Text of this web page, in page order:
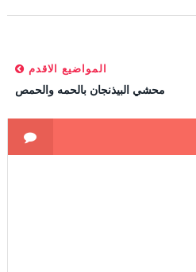
المواضيع الاقدم
محشي البيذنجان بالحمه والحمص